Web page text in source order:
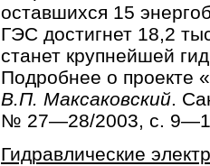
оставшихся 15
ГЭС достигнет 18,2
станет крупнейшей
Подробнее о проекте
В.П. Максаковский.
№ 27—28/2003, с.
Гидравлические